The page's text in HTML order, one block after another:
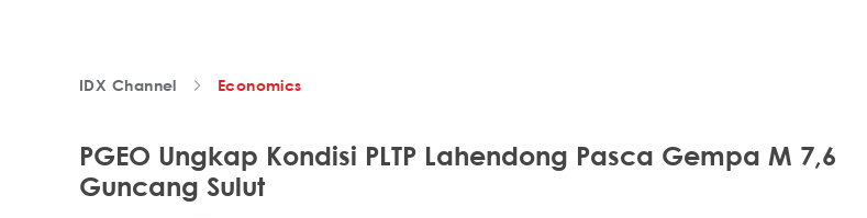
IDX Channel Economics
PGEO Ungkap Kondisi PLTP Lahendong Pasca Gempa M 7,6
Guncang Sulut